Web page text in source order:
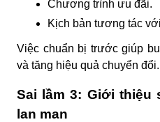
Chương trình ưu đãi.
Kịch bản tương tác
Việc chuẩn bị trước giúp
và tăng hiệu quả chuyển đổi.
Sai lầm 3: Giới thiệu
lan man